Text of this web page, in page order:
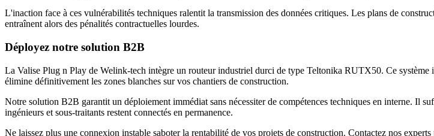
L'inaction face à ces vulnérabilités techniques ralentit la transmission des données critiques. Les plans de
entraînent alors des pénalités contractuelles lourdes.
Déployez notre solution B2B
La Valise Plug n Play de Welink-tech intègre un routeur industriel durci de type Teltonika RUTX50. Ce système
élimine définitivement les zones blanches sur vos chantiers de construction.
Notre solution B2B garantit un déploiement immédiat sans nécessiter de compétences techniques en interne. Il
ingénieurs et sous-traitants restent connectés en permanence.
Ne laissez plus une connexion instable saboter la rentabilité de vos projets de construction. Contactez nos